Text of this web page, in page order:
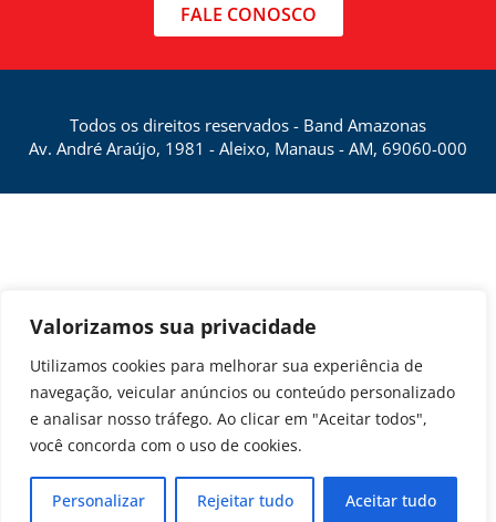
Valorizamos sua privacidade
Utilizamos cookies para melhorar sua experiência de
navegação, veicular anúncios ou conteúdo personalizado
e analisar nosso tráfego. Ao clicar em "Aceitar todos",
você concorda com o uso de cookies.
Personalizar Rejeitar tudo Aceitar tudo
FALE CONOSCO
Todos os direitos reservados - Band Amazonas
Av. André Araújo, 1981 - Aleixo, Manaus - AM, 69060-000